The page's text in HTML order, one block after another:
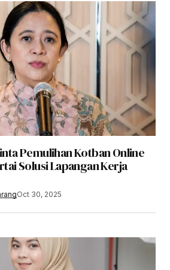
Pemulihan Kotban Online
Solusi Lapangan Kerja
Oct 30, 2025